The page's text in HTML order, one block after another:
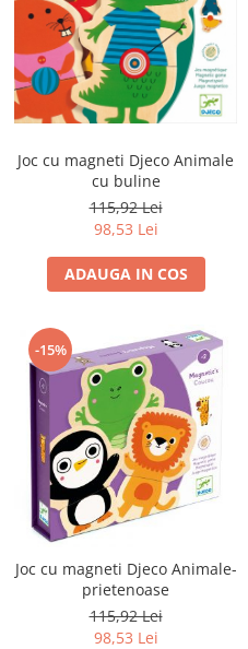
Joc cu magneti Djeco Animale
cu buline
115,92 Lei
98,53 Lei
ADAUGA IN COS
-15%
Joc cu magneti Djeco Animale-
prietenoase
115,92 Lei
98,53 Lei